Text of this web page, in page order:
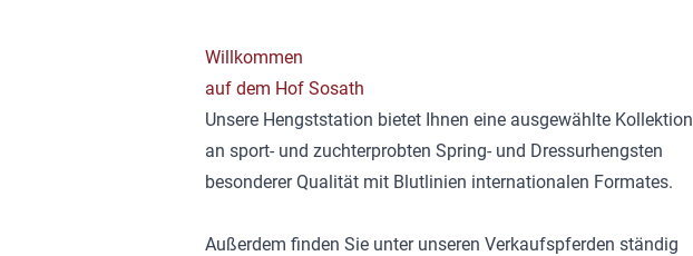
Willkommen
auf dem Hof Sosath
Unsere Hengststation bietet Ihnen eine ausgewählte Kollektion
an sport- und zuchterprobten Spring- und Dressurhengsten
besonderer Qualität mit Blutlinien internationalen Formates.
Außerdem finden Sie unter unseren Verkaufspferden ständig